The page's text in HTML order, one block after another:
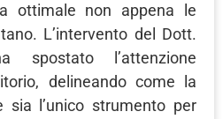
ottimale non appena le
L’intervento del Dott.
spostato l’attenzione
delineando come la
sia l’unico strumento per